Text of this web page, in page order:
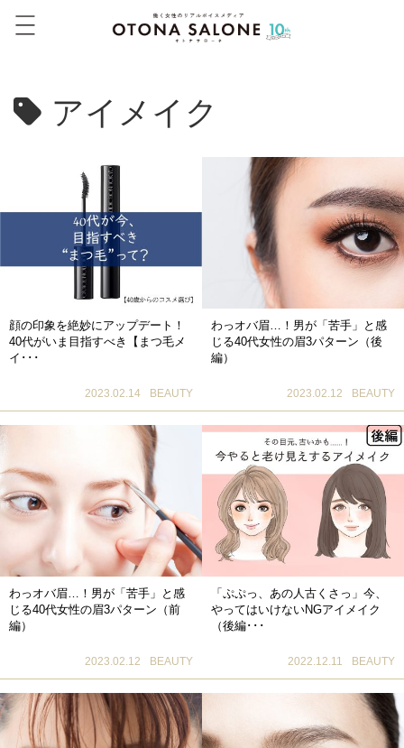
アイメイク
顔の印象を絶妙にアップデート！
40代がいま目指すべき【まつ毛メ
イ･･･
2023.02.14 BEAUTY
わっオバ眉…！男が「苦手」と感
じる40代女性の眉3パターン（後
編）
2023.02.12 BEAUTY
わっオバ眉…！男が「苦手」と感
じる40代女性の眉3パターン（前
編）
2023.02.12 BEAUTY
「ぷぷっ、あの人古くさっ」今、
やってはいけないNGアイメイク
（後編･･･
2022.12.11 BEAUTY